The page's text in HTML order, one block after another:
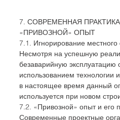
7. СОВРЕМЕННАЯ
«ПРИВОЗНОЙ» ОПЫТ
7.1. Игнорирование местного
Несмотря на успешную
безаварийную эксплуатацию
использованием технологии
в настоящее время данный
используется при новом
7.2. «Привозной» опыт и его
Современные проектные